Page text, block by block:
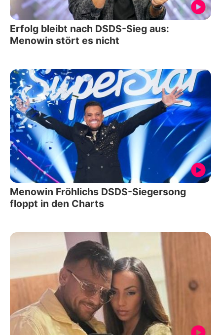
Erfolg bleibt nach DSDS-Sieg aus:
Menowin stört es nicht
Menowin Fröhlichs DSDS-Siegersong
floppt in den Charts